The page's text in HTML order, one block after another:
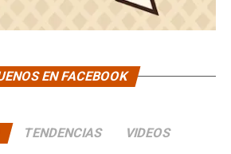
EN FACEBOOK
TENDENCIAS VIDEOS